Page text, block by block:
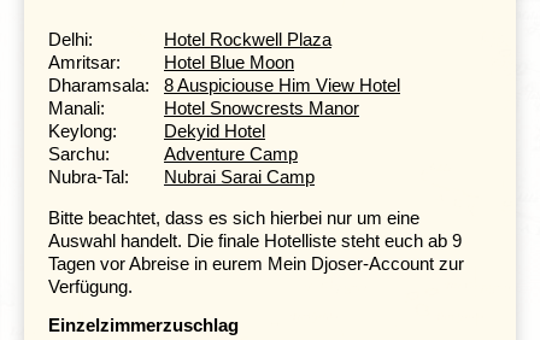
Tag 7 Dharamsala - Manali
Tag 8 Manali
Delhi:
Hotel Rockwell Plaza
Amritsar:
Hotel Blue Moon
Dharamsala:
8 Auspiciouse Him View Hotel
Manali:
Hotel Snowcrests Manor
Keylong:
Dekyid Hotel
Sarchu:
Adventure Camp
Nubra-Tal:
Nubrai Sarai Camp
Bitte beachtet, dass es sich hierbei nur um eine
Auswahl handelt. Die finale Hotelliste steht euch ab 9
Tagen vor Abreise in eurem Mein Djoser-Account zur
Verfügung.
Einzelzimmerzuschlag